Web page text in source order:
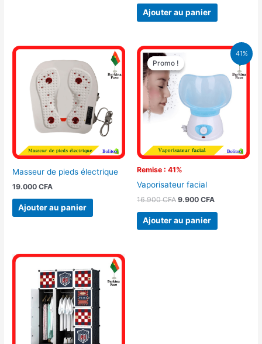
Ajouter au panier
Masseur de pieds électrique
19.000CFA
Ajouter au panier
41%
Promo !
Remise : 41%
Promo !
Vaporisateur facial
16.900CFA
Le
prix
initial
était :
16.900 CFA.
9.900 CFA
Le
est :
9.900 CFA.
Ajouter au panier